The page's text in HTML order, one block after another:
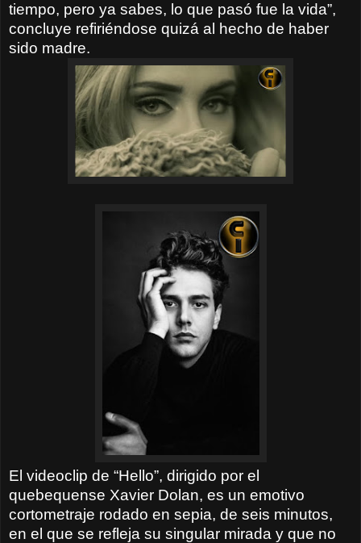
tiempo, pero ya sabes, lo que pasó fue la vida”,
concluye refiriéndose quizá al hecho de haber
sido madre.
El videoclip de “Hello”, dirigido por el
quebequense Xavier Dolan, es un emotivo
cortometraje rodado en sepia, de seis minutos,
en el que se refleja su singular mirada y que no